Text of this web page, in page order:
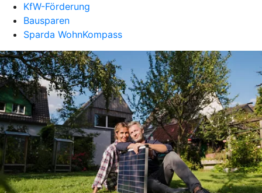
KfW-Förderung
Bausparen
Sparda WohnKompass